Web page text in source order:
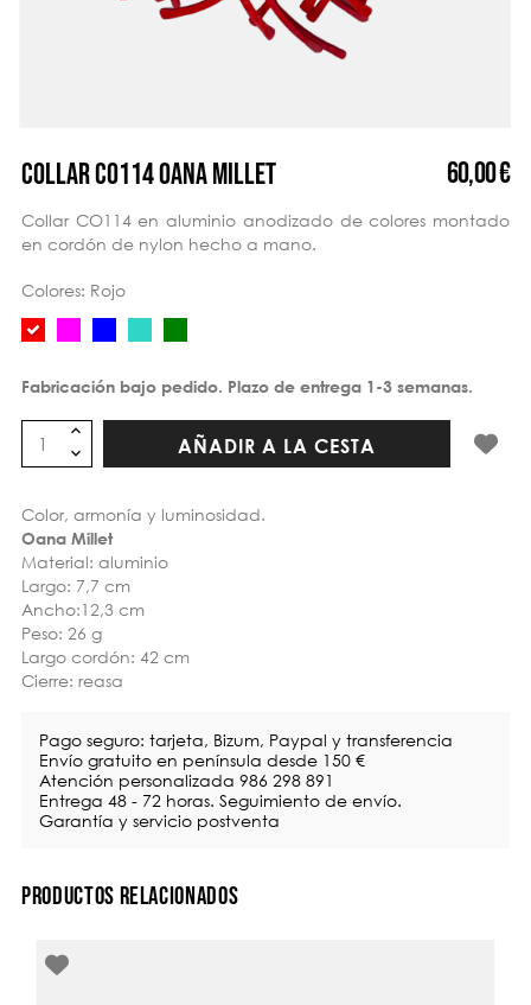
COLLAR CO114 OANA MILLET 60,00 €
Collar CO114 en aluminio anodizado de colores montado
en cordón de nylon hecho a mano.
Colores: Rojo
Fabricación bajo pedido. Plazo de entrega 1-3 semanas.
AÑADIR A LA CESTA
Color, armonía y luminosidad.
Oana Millet
Material: aluminio
Largo: 7,7 cm
Ancho:12,3 cm
Peso: 26 g
Largo cordón: 42 cm
Cierre: reasa
Pago seguro: tarjeta, Bizum, Paypal y transferencia
Envío gratuito en península desde 150 €
Atención personalizada 986 298 891
Entrega 48 - 72 horas. Seguimiento de envío.
Garantía y servicio postventa
PRODUCTOS RELACIONADOS